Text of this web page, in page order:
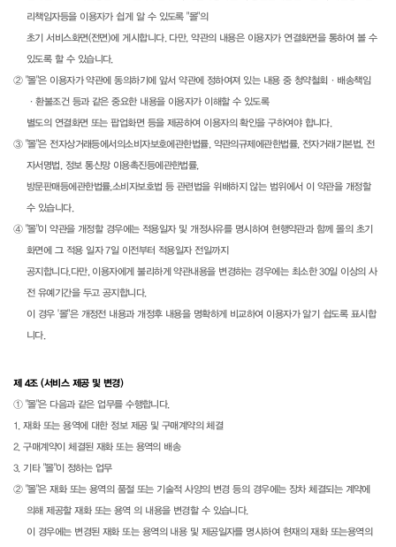
리책임자등을 이용자가 쉽게 알 수 있도록 "몰"의
초기 서비스화면(전면)에 게시합니다. 다만, 약관의 내용은 이용자가 연결화면을 통하여 볼 수
있도록 할 수 있습니다.
② "몰"은 이용자가 약관에 동의하기에 앞서 약관에 정하여져 있는 내용 중 청약철회·배송책임
·환불조건 등과 같은 중요한 내용을 이용자가 이해할 수 있도록
별도의 연결화면 또는 팝업화면 등을 제공하여 이용자의 확인을 구하여야 합니다.
③ "몰"은 전자상거래등에서의소비자보호에관한법률, 약관의규제에관한법률, 전자거래기본법, 전
자서명법, 정보 통신망 이용촉진등에관한법률,
방문판매등에관한법률,소비자보호법 등 관련법을 위배하지 않는 범위에서 이 약관을 개정할
수 있습니다.
④ "몰"이 약관을 개정할 경우에는 적용일자 및 개정사유를 명시하여 현행약관과 함께 몰의 초기
화면에 그 적용 일자 7일 이전부터 적용일자 전일까지
공지합니다.다만, 이용자에게 불리하게 약관내용을 변경하는 경우에는 최소한 30일 이상의 사
전 유예기간을 두고 공지합니다.
이 경우 '몰"은 개정전 내용과 개정후 내용을 명확하게 비교하여 이용자가 알기 쉽도록 표시합
니다.
제 4조 (서비스 제공 및 변경)
① "몰"은 다음과 같은 업무를 수행합니다.
1. 재화 또는 용역에 대한 정보 제공 및 구매계약의 체결
2. 구매계약이 체결된 재화 또는 용역의 배송
3. 기타 "몰"이 정하는 업무
② "몰"은 재화 또는 용역의 품절 또는 기술적 사양의 변경 등의 경우에는 장차 체결되는 계약에
의해 제공할 재화 또는 용역 의 내용을 변경할 수 있습니다.
이 경우에는 변경된 재화 또는 용역의 내용 및 제공일자를 명시하여 현재의 재화 또는용역의